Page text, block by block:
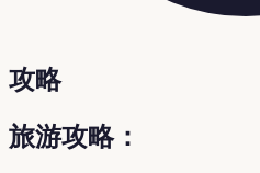
攻略
旅游攻略：